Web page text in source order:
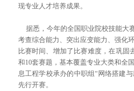
现专业人才培养成果。
据悉，今年的全国职业院校技能大
考查综合能力、突出应变能力、强化
比赛时间、增加了比赛难度，在巩固
和10套赛题，基本覆盖专业大类和全
息工程学校承办的中职组“网络搭建
先行开赛。